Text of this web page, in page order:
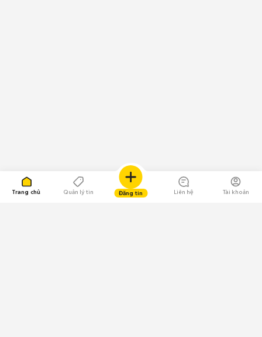
Trang chủ Quản lý tin Đăng tin Liên hệ Tài khoản